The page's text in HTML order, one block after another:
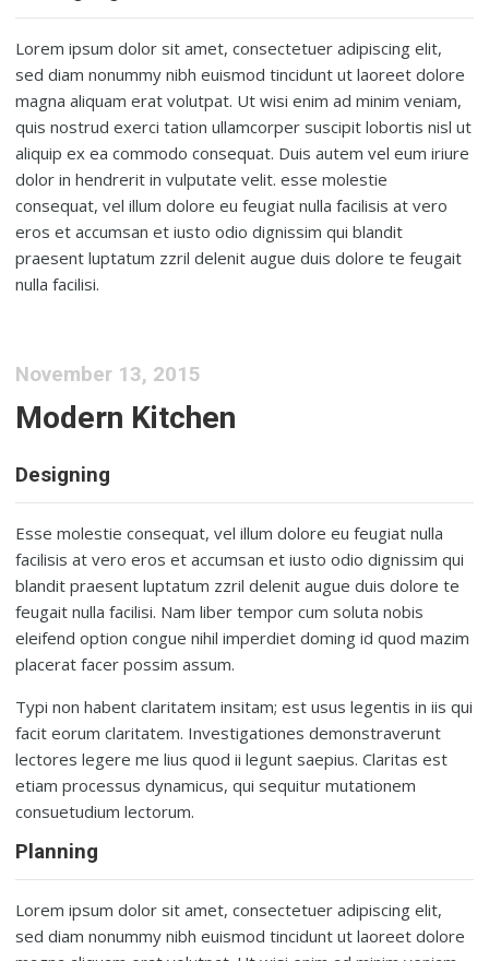
Lorem ipsum dolor sit amet, consectetuer adipiscing elit,
sed diam nonummy nibh euismod tincidunt ut laoreet dolore
magna aliquam erat volutpat. Ut wisi enim ad minim veniam,
quis nostrud exerci tation ullamcorper suscipit lobortis nisl ut
aliquip ex ea commodo consequat. Duis autem vel eum iriure
dolor in hendrerit in vulputate velit. esse molestie
consequat, vel illum dolore eu feugiat nulla facilisis at vero
eros et accumsan et iusto odio dignissim qui blandit
praesent luptatum zzril delenit augue duis dolore te feugait
nulla facilisi.
November 13, 2015
Modern Kitchen
Designing
Esse molestie consequat, vel illum dolore eu feugiat nulla
facilisis at vero eros et accumsan et iusto odio dignissim qui
blandit praesent luptatum zzril delenit augue duis dolore te
feugait nulla facilisi. Nam liber tempor cum soluta nobis
eleifend option congue nihil imperdiet doming id quod mazim
placerat facer possim assum.
Typi non habent claritatem insitam; est usus legentis in iis qui
facit eorum claritatem. Investigationes demonstraverunt
lectores legere me lius quod ii legunt saepius. Claritas est
etiam processus dynamicus, qui sequitur mutationem
consuetudium lectorum.
Planning
Lorem ipsum dolor sit amet, consectetuer adipiscing elit,
sed diam nonummy nibh euismod tincidunt ut laoreet dolore